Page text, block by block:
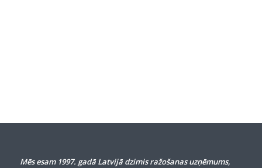
Mēs esam 1997. gadā Latvijā dzimis ražošanas uzņēmums,